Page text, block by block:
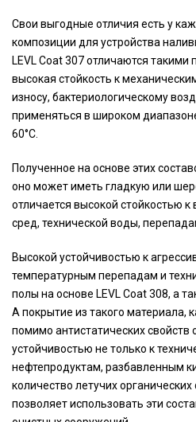
Свои выгодные отличия есть у
композиции для устройства
LEVL Coat 307 отличаются
высокая стойкость к
износу, бактериологическому
применяться в широком
60°С.
Полученное на основе этих
оно может иметь гладкую или
отличается высокой стойкостью
сред, технической воды,
Высокой устойчивостью к
температурным перепадам и
полы на основе LEVL Coat 308, а
А покрытие из такого материала,
помимо антистатических свойств
устойчивостью не только к
нефтепродуктам, разбавленным
количество летучих
позволяет использовать эти